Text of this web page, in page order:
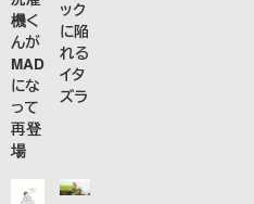
機く
んが
MAD
にな
って
再登
場
ック
に陥
れる
イタ
ズラ